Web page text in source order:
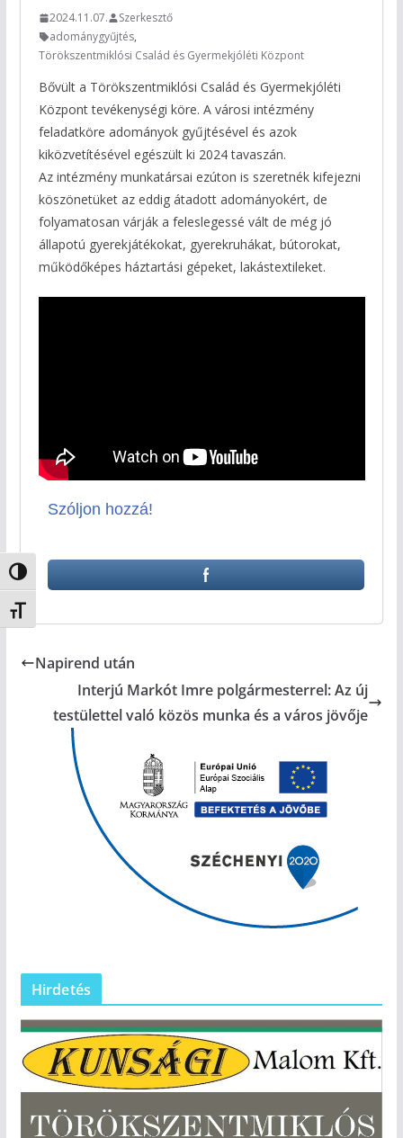
Nagy kontraszt váltása
Betűméret váltása
2024.11.07.
Szerkesztő
adománygyűjtés,
Törökszentmiklósi Család és Gyermekjóléti Központ
Bővült a Törökszentmiklósi Család és Gyermekjóléti
Központ tevékenységi köre. A városi intézmény
feladatköre adományok gyűjtésével és azok
kiközvetítésével egészült ki 2024 tavaszán.
Az intézmény munkatársai ezúton is szeretnék kifejezni
köszönetüket az eddig átadott adományokért, de
folyamatosan várják a feleslegessé vált de még jó
állapotú gyerekjátékokat, gyerekruhákat, bútorokat,
működőképes háztartási gépeket, lakástextileket.
Szóljon hozzá!
Napirend után
Interjú Markót Imre polgármesterrel: Az új
testülettel való közös munka és a város jövője
Hirdetés